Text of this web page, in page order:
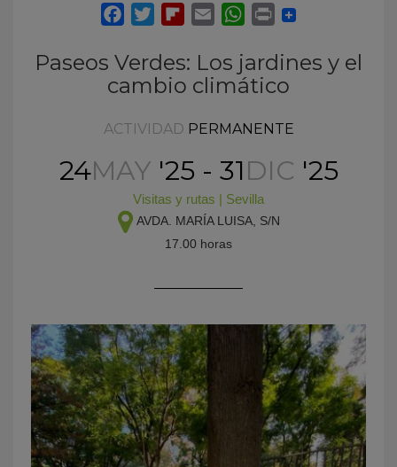
Paseos Verdes: Los jardines y el
cambio climático
ACTIVIDAD PERMANENTE
24MAY '25 - 31DIC '25
Visitas y rutas | Sevilla
AVDA. MARÍA LUISA, S/N
17.00 horas